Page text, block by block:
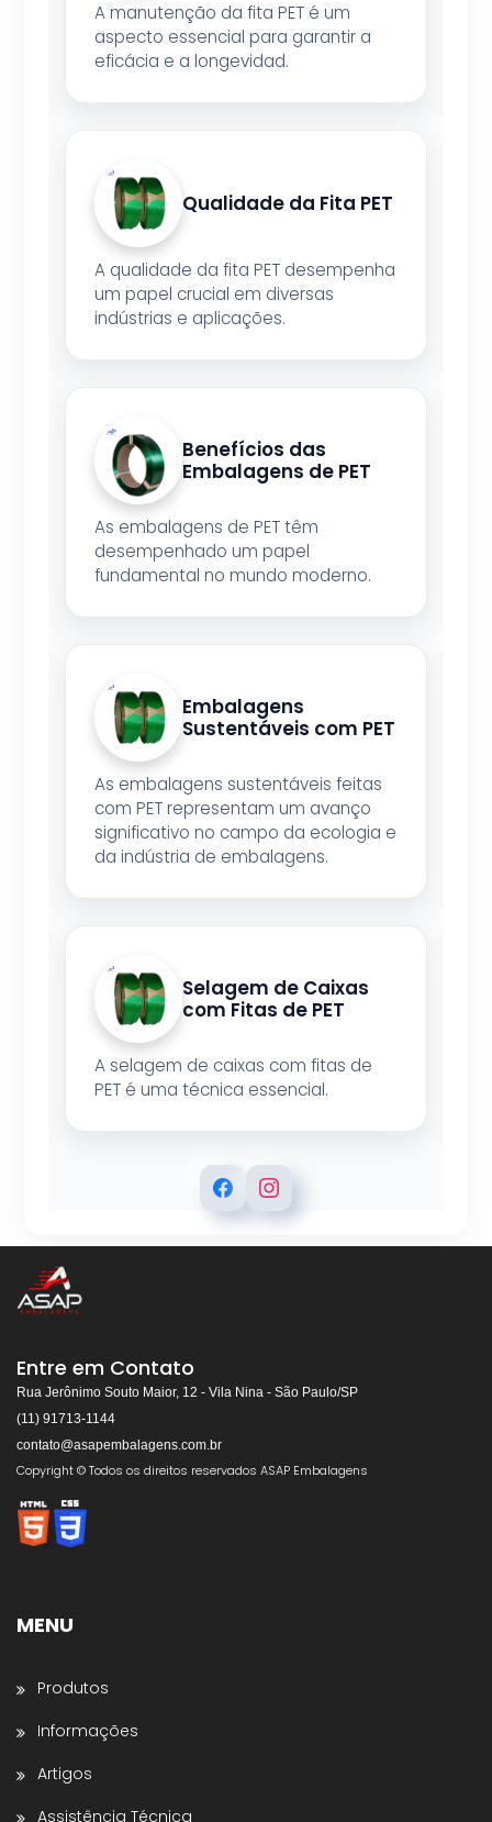
A manutenção da fita PET é um
aspecto essencial para garantir a
eficácia e a longevidad.
Qualidade da Fita PET
A qualidade da fita PET desempenha
um papel crucial em diversas
indústrias e aplicações.
Benefícios das
Embalagens de PET
As embalagens de PET têm
desempenhado um papel
fundamental no mundo moderno.
Embalagens
Sustentáveis com PET
As embalagens sustentáveis feitas
com PET representam um avanço
significativo no campo da ecologia e
da indústria de embalagens.
Selagem de Caixas
com Fitas de PET
A selagem de caixas com fitas de
PET é uma técnica essencial.
Respondemos rapidamente
👋Olá! Bem-vindo!
Somos especialistas em
Envolvedoras, Filme Stretch, Fitas de Arquear,
Selos para Fitas de Arquear, Aplicador de Filme
Preencha os dados abaixo e o atendimento
Nome da Empresa *
Entre em Contato
Rua Jerônimo Souto Maior, 12 - Vila Nina - São Paulo/SP
(11) 91713-1144
contato@asapembalagens.com.br
Copyright © Todos os direitos reservados ASAP Embalagens
MENU
Produtos
Informações
Artigos
Assistência Técnica